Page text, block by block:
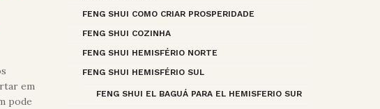
em
pode
FENG SHUI COMO CRIAR PROSPERIDADE
FENG SHUI COZINHA
FENG SHUI HEMISFÉRIO NORTE
FENG SHUI HEMISFÉRIO SUL
FENG SHUI EL BAGUÁ PARA EL HEMISFERIO SUR